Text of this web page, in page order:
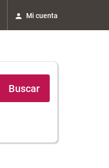
Mi cuenta
Buscar